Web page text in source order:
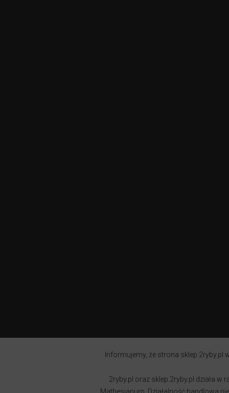
Informujemy, że strona sklep.2ryby.pl
2ryby.pl oraz sklep.2ryby.pl działa w